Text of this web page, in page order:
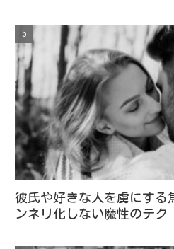
彼氏や好きな人を虜にする
ンネリ化しない魔性のテク